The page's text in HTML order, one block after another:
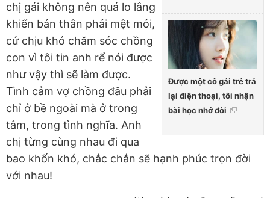
Được một cô gái trẻ trả
lại điện thoại, tôi nhận
bài học nhớ đời
chị gái không nên quá lo lắng
khiến bản thân phải mệt mỏi,
cứ chịu khó chăm sóc chồng
con vì tôi tin anh rể nói được
như vậy thì sẽ làm được.
Tình cảm vợ chồng đâu phải
chỉ ở bề ngoài mà ở trong
tâm, trong tình nghĩa. Anh
chị từng cùng nhau đi qua
bao khốn khó, chắc chắn sẽ hạnh phúc trọn đời
với nhau!